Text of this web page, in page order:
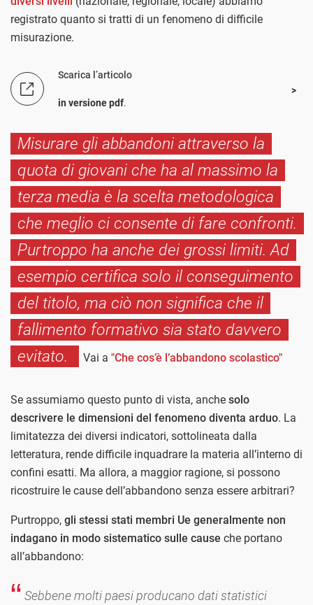
registrato quanto si tratti di un fenomeno di difficile
misurazione.
Scarica l’articolo
in versione pdf.
Misurare gli abbandoni attraverso la
quota di giovani che ha al massimo la
terza media è la scelta metodologica
che meglio ci consente di fare confronti.
Purtroppo ha anche dei grossi limiti. Ad
esempio certifica solo il conseguimento
del titolo, ma ciò non significa che il
fallimento formativo sia stato davvero
evitato.
Vai a "Che cos’è l’abbandono scolastico"
Se assumiamo questo punto di vista, anche solo
descrivere le dimensioni del fenomeno diventa arduo. La
limitatezza dei diversi indicatori, sottolineata dalla
letteratura, rende difficile inquadrare la materia all’interno di
confini esatti. Ma allora, a maggior ragione, si possono
ricostruire le cause dell’abbandono senza essere arbitrari?
Purtroppo, gli stessi stati membri Ue generalmente non
indagano in modo sistematico sulle cause che portano
all’abbandono:
Sebbene molti paesi producano dati statistici